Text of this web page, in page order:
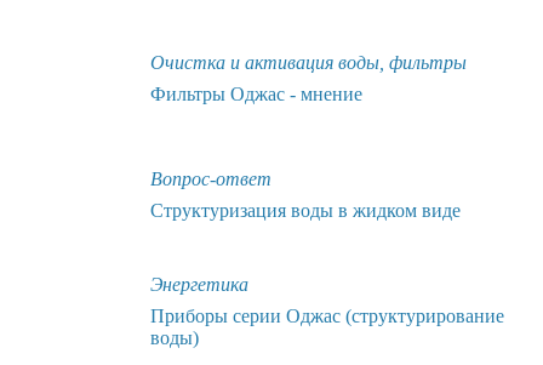
Очистка и активация воды, фильтры
Фильтры Оджас - мнение
Вопрос-ответ
Структуризация воды в жидком виде
Энергетика
Приборы серии Оджас (структурирование
воды)